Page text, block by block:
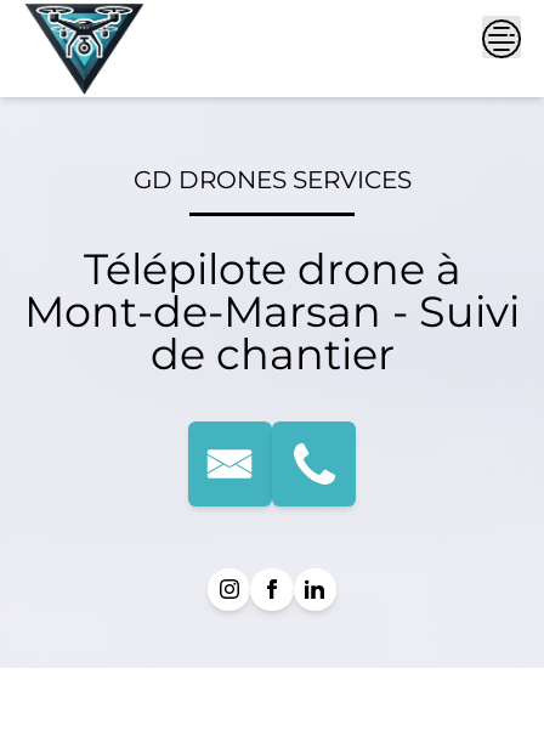
Skip
GD DRONES SERVICES
Télépilote drone à
Mont-de-Marsan - Suivi
de chantier